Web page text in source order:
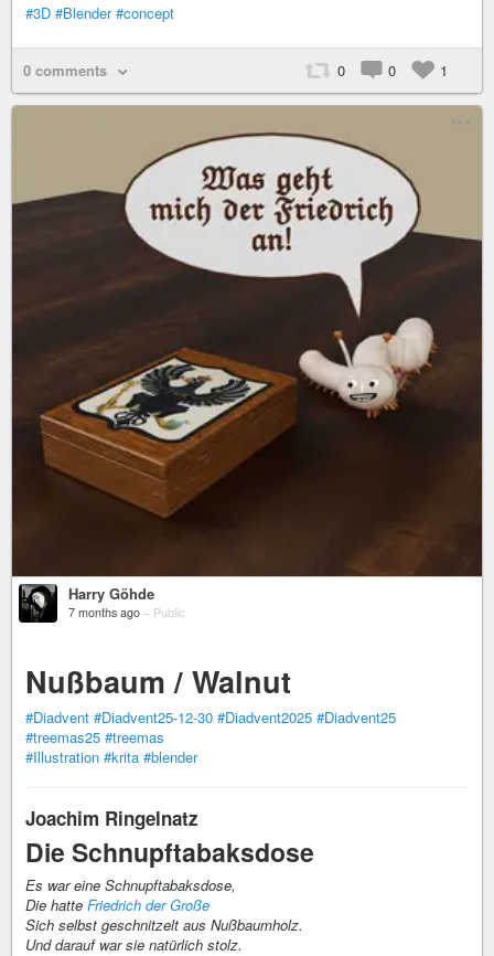
#3D #Blender #concept
0 comments 0 0 1
Harry Göhde
7 months ago – Public
Nußbaum / Walnut
#Diadvent #Diadvent25-12-30 #Diadvent2025 #Diadvent25
#treemas25 #treemas
#Illustration #krita #blender
Joachim Ringelnatz
Die Schnupftabaksdose
Es war eine Schnupftabaksdose,
Die hatte Friedrich der Große
Sich selbst geschnitzelt aus Nußbaumholz.
Und darauf war sie natürlich stolz.